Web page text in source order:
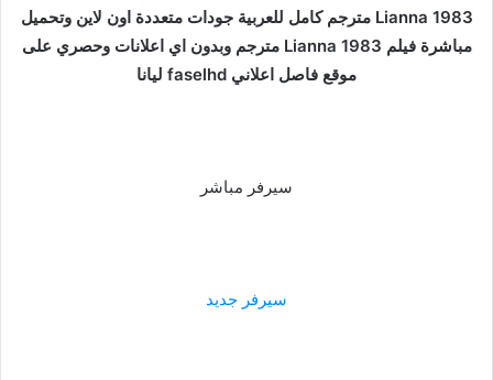
Lianna 1983 مترجم كامل للعربية جودات متعددة اون لاين وتحميل
مباشرة فيلم Lianna 1983 مترجم وبدون اي اعلانات وحصري على
موقع فاصل اعلاني faselhd ليانا
سيرفر مباشر
سيرفر جديد